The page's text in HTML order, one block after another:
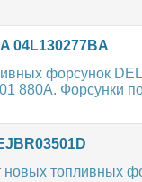
04L130277BA
форсунок
880A. Форсунки
топливных